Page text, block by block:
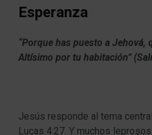
Esperanza
“Porque has puesto a Jehová,
Altísimo por tu habitación”
Jesús responde al tema
Lucas 4:27. Y muchos